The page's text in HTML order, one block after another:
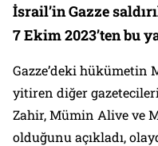
İsrail’in Gazze
7 Ekim 2023’ten bu
Gazze’deki hükümetin
yitiren diğer
Zahir, Mümin Alive ve
olduğunu açıkladı,